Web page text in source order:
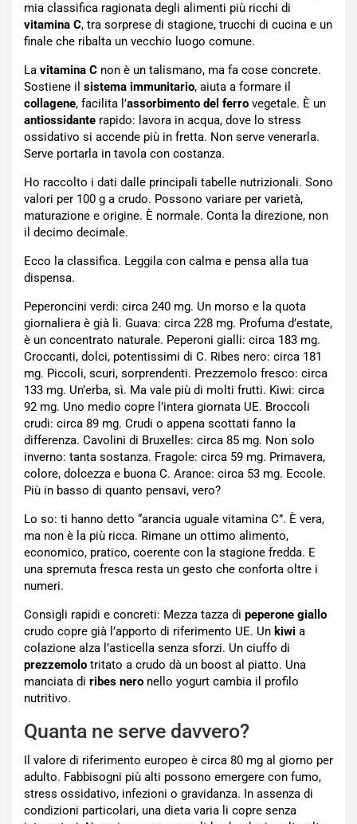
mia classifica ragionata degli alimenti più ricchi di
vitamina C, tra sorprese di stagione, trucchi di cucina e un
finale che ribalta un vecchio luogo comune.
La vitamina C non è un talismano, ma fa cose concrete.
Sostiene il sistema immunitario, aiuta a formare il
collagene, facilita l’assorbimento del ferro vegetale. È un
antiossidante rapido: lavora in acqua, dove lo stress
ossidativo si accende più in fretta. Non serve venerarla.
Serve portarla in tavola con costanza.
Ho raccolto i dati dalle principali tabelle nutrizionali. Sono
valori per 100 g a crudo. Possono variare per varietà,
maturazione e origine. È normale. Conta la direzione, non
il decimo decimale.
Ecco la classifica. Leggila con calma e pensa alla tua
dispensa.
Peperoncini verdi: circa 240 mg. Un morso e la quota
giornaliera è già lì. Guava: circa 228 mg. Profuma d’estate,
è un concentrato naturale. Peperoni gialli: circa 183 mg.
Croccanti, dolci, potentissimi di C. Ribes nero: circa 181
mg. Piccoli, scuri, sorprendenti. Prezzemolo fresco: circa
133 mg. Un’erba, sì. Ma vale più di molti frutti. Kiwi: circa
92 mg. Uno medio copre l’intera giornata UE. Broccoli
crudi: circa 89 mg. Crudi o appena scottati fanno la
differenza. Cavolini di Bruxelles: circa 85 mg. Non solo
inverno: tanta sostanza. Fragole: circa 59 mg. Primavera,
colore, dolcezza e buona C. Arance: circa 53 mg. Eccole.
Più in basso di quanto pensavi, vero?
Lo so: ti hanno detto “arancia uguale vitamina C”. È vera,
ma non è la più ricca. Rimane un ottimo alimento,
economico, pratico, coerente con la stagione fredda. E
una spremuta fresca resta un gesto che conforta oltre i
numeri.
Consigli rapidi e concreti: Mezza tazza di peperone giallo
crudo copre già l’apporto di riferimento UE. Un kiwi a
colazione alza l’asticella senza sforzi. Un ciuffo di
prezzemolo tritato a crudo dà un boost al piatto. Una
manciata di ribes nero nello yogurt cambia il profilo
nutritivo.
Quanta ne serve davvero?
Il valore di riferimento europeo è circa 80 mg al giorno per
adulto. Fabbisogni più alti possono emergere con fumo,
stress ossidativo, infezioni o gravidanza. In assenza di
condizioni particolari, una dieta varia li copre senza